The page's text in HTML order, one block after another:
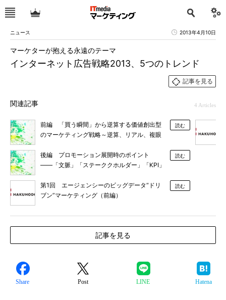
ニュース 2013年4月10日
インターネット広告戦略2013、5つのトレンド
マーケターが抱える永遠のテーマ
記事を見る
関連記事 4 Articles
前編 「買う瞬間」から逆算する価値創出型
のマーケティング戦略～逆算、リアル、複眼
読む
後編 プロモーション展開時のポイント
――「文脈」「ステーククホルダー」「KPI」
読む
第1回 エージェンシーのビッグデータ“ドリ
ブン”マーケティング（前編）
読む
記事を見る
Share Post LINE Hatena